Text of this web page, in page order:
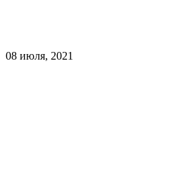
08 июля, 2021